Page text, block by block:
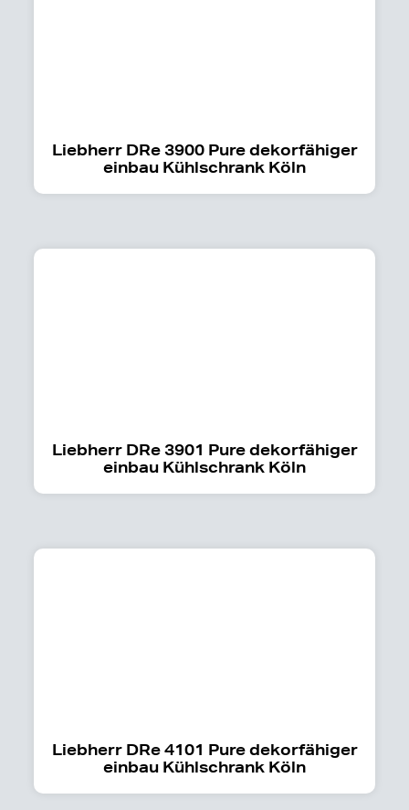
Liebherr DRe 3900 Pure dekorfähiger
einbau Kühlschrank Köln
Liebherr DRe 3901 Pure dekorfähiger
einbau Kühlschrank Köln
Liebherr DRe 4101 Pure dekorfähiger
einbau Kühlschrank Köln